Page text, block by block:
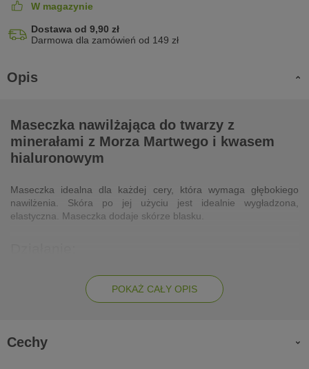
W magazynie
Dostawa od 9,90 zł
Darmowa dla zamówień od 149 zł
Opis
Maseczka nawilżająca do twarzy z
minerałami z Morza Martwego i kwasem
hialuronowym
Maseczka idealna dla każdej cery, która wymaga głębokiego
nawilżenia. Skóra po jej użyciu jest idealnie wygładzona,
elastyczna. Maseczka dodaje skórze blasku.
chroni przed nadmiernym odparowywaniem wody z naskórka
intensywnie nawilża skórę dzięki zawartości kwasu
proteiny jedwabiu zapewniają działanie ochronne
POKAŻ CAŁY OPIS
Cechy